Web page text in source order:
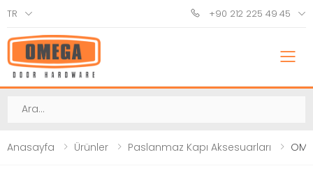
TR +90 212 225 49 45
Ara
Anasayfa Ürünler Paslanmaz Kapı Aksesuarları